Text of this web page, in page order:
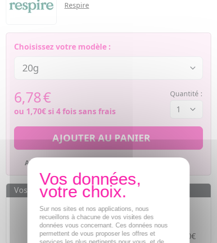
Respire
Choisissez votre modèle :
6,78€
ou 1,70€si 4 fois sans frais
Quantité :
AJOUTER AU PANIER
Ajouter à mes favoris
Vos avantages
Des prixIMBATTABLES
Paiement en ligneSÉCURISÉ
Paiement en4 fois sans fraisà partir de 30€
Sur nos sites et nos applications, nous
recueillons à chacune de vos visites des
données vous concernant. Ces données nous
permettent de vous proposer les offres et
services les plus pertinents pour vous, et de